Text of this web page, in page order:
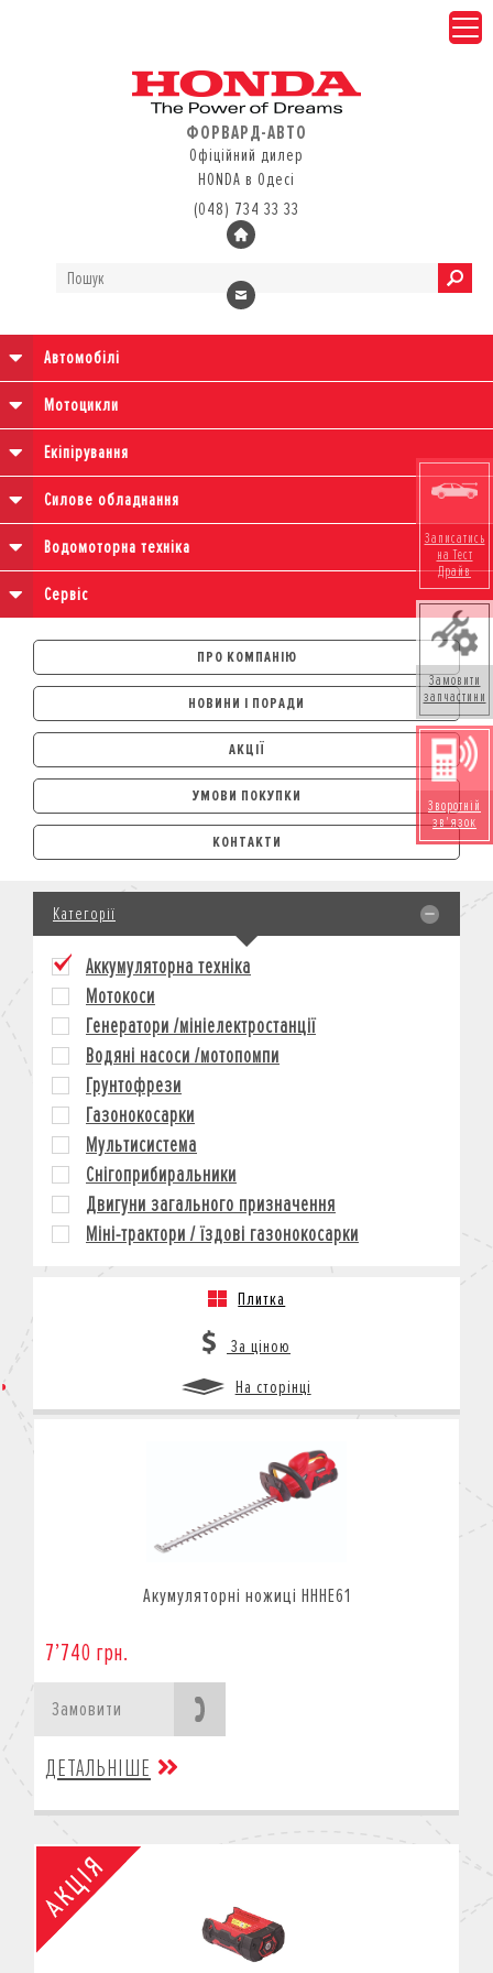
ФОРВАРД-АВТО
Офіційний дилер
HONDA в Одесі
(048) 734 33 33
Автомобілі
Мотоцикли
Екіпірування
Силове обладнання
Водомоторна техніка
Сервіс
ПРО КОМПАНІЮ
НОВИНИ І ПОРАДИ
АКЦІЇ
УМОВИ ПОКУПКИ
АВТОМОБІЛІ
ЛІЗИНГ
КРЕДИТ
СТРАХУВАННЯ
КОРПОРАТИВНИМ КЛІЄНТАМ
МОТОЦИКЛИ
КРЕДИТ
СТРАХУВАННЯ
КОРПОРАТИВНИМ КЛІЄНТАМ
КОНТАКТИ
Записатись
на Тест
Драйв
Замовити
запчастини
Зворотній
зв'язок
Категорії
Аккумуляторна техніка
Мотокоси
Генератори /мініелектростанції
Водяні насоси /мотопомпи
Грунтофрези
Газонокосарки
Мультисистема
Снігоприбиральники
Двигуни загального призначення
Міні-трактори / їздові газонокосарки
Плитка
За ціною
На сторінці
Акумуляторні ножиці HHHE61
7’740 грн.
Замовити
ДЕТАЛЬНІШЕ